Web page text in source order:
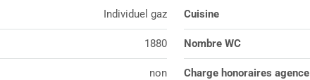
Individuel gaz Cuisine
1880 Nombre WC
non Charge honoraires agence